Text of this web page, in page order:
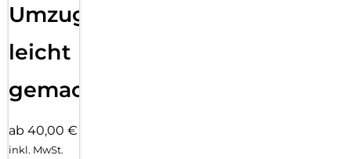
Umzug
leicht
gemacht!
ab 40,00 €
inkl. MwSt.